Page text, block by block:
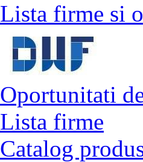
Lista firme si
Oportunitati
Lista firme
Catalog